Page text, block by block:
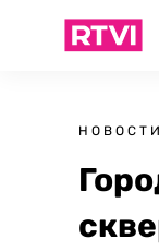
НОВОСТИ